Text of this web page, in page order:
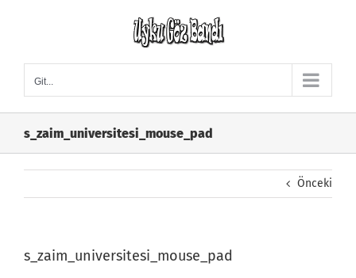
Git...
s_zaim_universitesi_mouse_pad
Önceki
s_zaim_universitesi_mouse_pad